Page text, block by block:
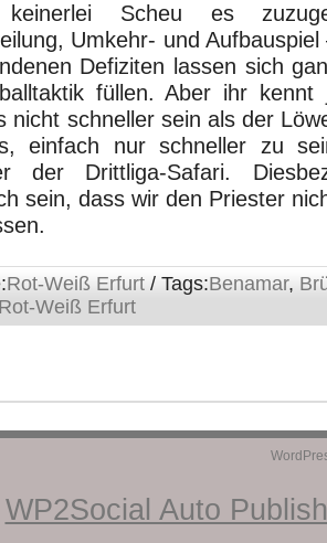
Scheu es
Umkehr- und
Defiziten lassen sich
füllen. Aber ihr
nicht schneller sein als der
einfach nur schneller zu
der Drittliga-Safari.
sein, dass wir den Priester
Rot-Weiß Erfurt / Tags:Benamar,
Rot-Weiß Erfurt
WP2Social Auto Publish